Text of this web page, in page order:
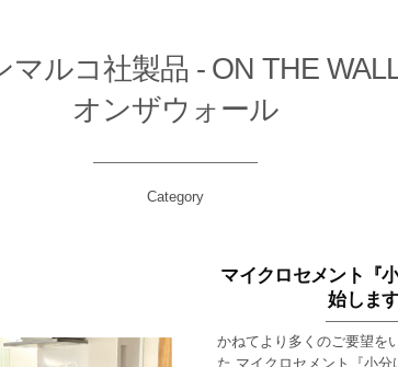
ルコ社製品 - ON THE
オンザウォール
Category
マイクロセメント『
始します
かねてより多くのご要望を
た マイクロセメント『小分